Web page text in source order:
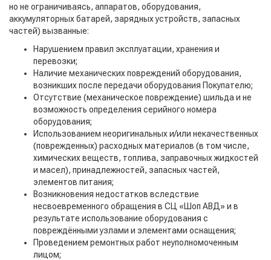
но не ограничиваясь, аппаратов, оборудования,
аккумуляторных батарей, зарядных устройств, запасных
частей) вызванные:
Нарушением правил эксплуатации, хранения и
перевозки;
Наличие механических повреждений оборудования,
возникших после передачи оборудования Покупателю;
Отсутствие (механическое повреждение) шильда и не
возможность определения серийного номера
оборудования;
Использованием неоригинальных и/или некачественных
(поврежденных) расходных материалов (в том числе,
химических веществ, топлива, заправочных жидкостей
и масел), принадлежностей, запасных частей,
элементов питания;
Возникновения недостатков вследствие
несвоевременного обращения в СЦ «Шоп АВД» и в
результате использование оборудования с
повреждёнными узлами и элементами оснащения;
Проведением ремонтных работ неуполномоченным
лицом;